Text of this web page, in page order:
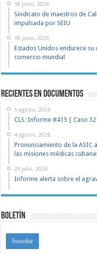
18 junio, 2026
Sindicato de maestros de
impulsada por SEIU
18 junio, 2026
Estados Unidos endurece
comercio mundial
recientes en documentos
5 agosto, 2026
CLS: Informe #415 | Caso
4 agosto, 2026
Pronunciamiento de la
las misiones médicas
29 julio, 2026
Informe alerta sobre el
Boletín